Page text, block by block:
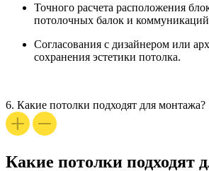
Точного расчета расположения
потолочных балок и
Согласования с дизайнером или
сохранения эстетики потолка.
6. Какие потолки подходят для монтажа?
Какие потолки подходят